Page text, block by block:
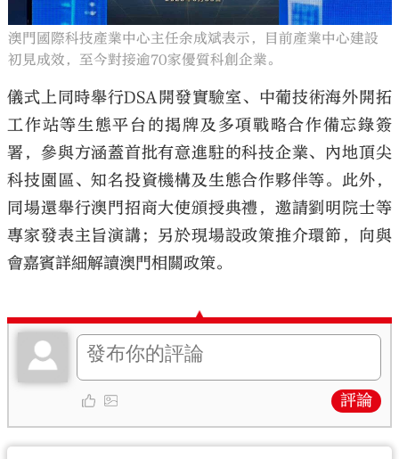
澳門國際科技產業中心主任余成斌表示，目前產業中心建設
初見成效，至今對接逾70家優質科創企業。
儀式上同時舉行DSA開發實驗室、中葡技術海外開拓
工作站等生態平台的揭牌及多項戰略合作備忘錄簽
署，參與方涵蓋首批有意進駐的科技企業、內地頂尖
科技園區、知名投資機構及生態合作夥伴等。此外，
同場還舉行澳門招商大使頒授典禮，邀請劉明院士等
專家發表主旨演講；另於現場設政策推介環節，向與
會嘉賓詳細解讀澳門相關政策。
評論